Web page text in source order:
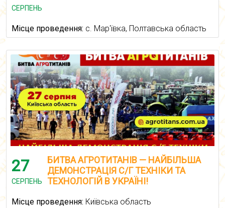
СЕРПЕНЬ
Місце проведення: с. Мар'ївка, Полтавська область
27
СЕРПЕНЬ
БИТВА АГРОТИТАНІВ — НАЙБІЛЬША
ДЕМОНСТРАЦІЯ С/Г ТЕХНІКИ ТА
ТЕХНОЛОГІЙ В УКРАЇНІ!
Місце проведення: Київська область